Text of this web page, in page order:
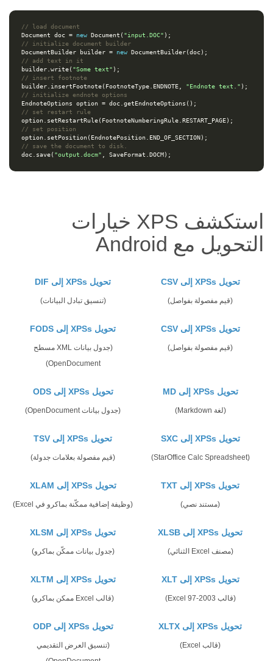
// load document
Document
doc = new Document ( "input.DOC" );
// initialize document builder
DocumentBuilder
builder = new DocumentBuilder(doc);
// add text in it
builder write( "Some text" );
// insert footnote
builder
insertFootnote( FootnoteType ENDNOTE "Endnote text." );
// initialize endnote options
EndnoteOptions
option = doc getEndnoteOptions ();
// set restart rule
option
setRestartRule( FootnoteNumberingRule RESTART_PAGE);
// set position
option
setPosition( EndnotePosition END_OF_SECTION);
// save the document to disk.
doc
save( "output.docm" SaveFormat DOCM);
استكشف XPS خيارات
التحويل مع Android
تحويل XPSs إلى CSV
(قيم مفصولة بفواصل)
تحويل XPSs إلى DIF
(تنسيق تبادل البيانات)
تحويل XPSs إلى CSV
(قيم مفصولة بفواصل)
تحويل XPSs إلى FODS
(جدول بيانات XML مسطح
OpenDocument)
تحويل XPSs إلى MD
(لغة Markdown)
تحويل XPSs إلى ODS
(جدول بيانات OpenDocument)
تحويل XPSs إلى SXC
(StarOffice Calc Spreadsheet)
تحويل XPSs إلى TSV
(قيم مفصولة بعلامات جدولة)
تحويل XPSs إلى TXT
(مستند نصي)
تحويل XPSs إلى XLAM
(وظيفة إضافية ممكّنة بماكرو في Excel)
تحويل XPSs إلى XLSB
(مصنف Excel الثنائي)
تحويل XPSs إلى XLSM
(جدول بيانات ممكّن بماكرو)
تحويل XPSs إلى XLT
(قالب Excel 97-2003)
تحويل XPSs إلى XLTM
(قالب Excel ممكن بماكرو)
تحويل XPSs إلى XLTX
(قالب Excel)
تحويل XPSs إلى ODP
(تنسيق العرض التقديمي